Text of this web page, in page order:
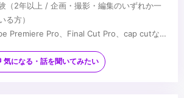
（2年以上 / 企画・撮影・編集のいずれか一
る方）
Premiere Pro、Final Cut Pro、cap cutな
ラマン、演者等のディレクションおよび進
TikTok、Instagram Reels、YouTube
レクション実務経験（2年以上）
気になる・話を聞いてみたい